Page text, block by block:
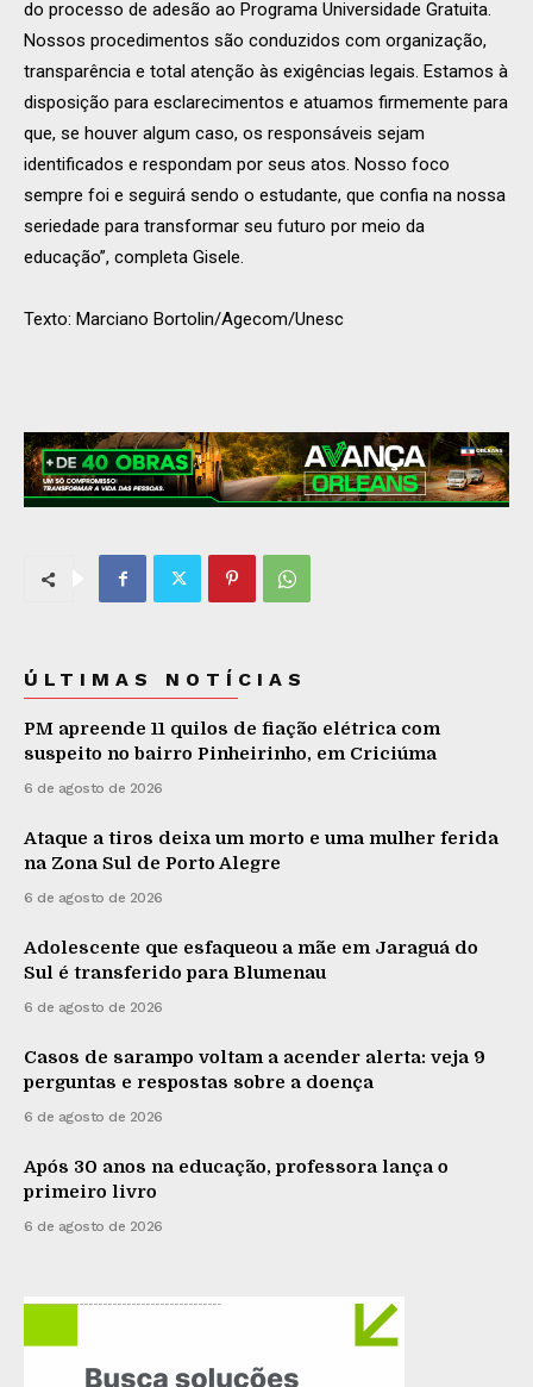
do processo de adesão ao Programa Universidade Gratuita.
Nossos procedimentos são conduzidos com organização,
transparência e total atenção às exigências legais. Estamos à
disposição para esclarecimentos e atuamos firmemente para
que, se houver algum caso, os responsáveis sejam
identificados e respondam por seus atos. Nosso foco
sempre foi e seguirá sendo o estudante, que confia na nossa
seriedade para transformar seu futuro por meio da
educação”, completa Gisele.
Texto: Marciano Bortolin/Agecom/Unesc
ÚLTIMAS NOTÍCIAS
PM apreende 11 quilos de fiação elétrica com
suspeito no bairro Pinheirinho, em Criciúma
6 de agosto de 2026
Ataque a tiros deixa um morto e uma mulher ferida
na Zona Sul de Porto Alegre
6 de agosto de 2026
Adolescente que esfaqueou a mãe em Jaraguá do
Sul é transferido para Blumenau
6 de agosto de 2026
Casos de sarampo voltam a acender alerta: veja 9
perguntas e respostas sobre a doença
6 de agosto de 2026
Após 30 anos na educação, professora lança o
primeiro livro
6 de agosto de 2026